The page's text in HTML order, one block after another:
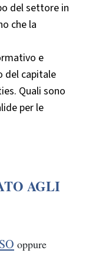
del settore in
che la
e
del capitale
Quali sono
per le
AGLI
oppure